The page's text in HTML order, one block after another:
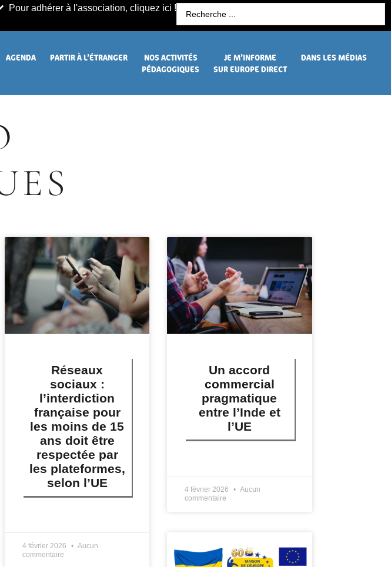
Pour adhérer à l'association, cliquez ici !
AGENDA PARTIR À L’ÉTRANGER
NOS ACTIVITÉS
PÉDAGOGIQUES
JE M’INFORME
SUR EUROPE DIRECT
DANS LES MÉDIAS
Réseaux
sociaux :
l’interdiction
française pour
les moins de 15
ans doit être
respectée par
les plateformes,
selon l’UE
4 février 2026
Aucun
commentaire
Un accord
commercial
pragmatique
entre l’Inde et
l’UE
4 février 2026
Aucun
commentaire